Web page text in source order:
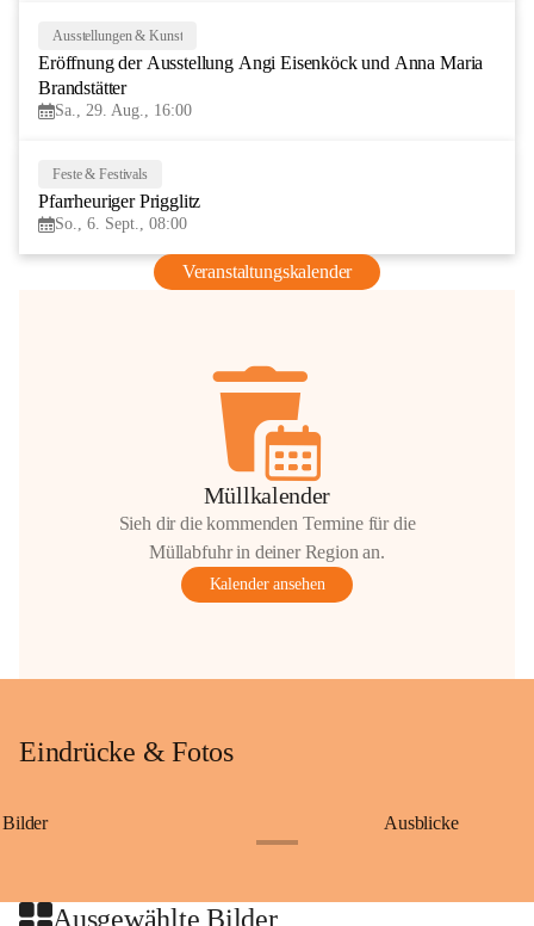
AUG
Ausstellungen & Kunst
Eröffnung der Ausstellung Angi Eisenköck und Anna Maria
Brandstätter
Sa., 29. Aug., 16:00
Feste & Festivals
Pfarrheuriger Prigglitz
So., 6. Sept., 08:00
Veranstaltungskalender
Müllkalender
Sieh dir die kommenden Termine für die
Müllabfuhr in deiner Region an.
Kalender ansehen
Eindrücke & Fotos
Bilder Ausblicke
Ausgewählte Bilder